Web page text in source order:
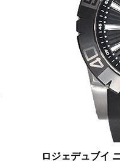
ロジェデュブイ